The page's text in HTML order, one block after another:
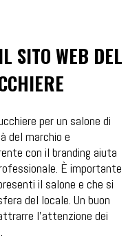
SITO WEB DEL
per un salone di
del marchio e
con il branding aiuta
È importante
il salone e che si
del locale. Un buon
l'attenzione dei